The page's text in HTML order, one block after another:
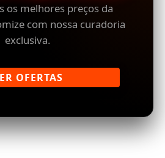
os melhores preços da
com nossa curadoria
exclusiva.
OFERTAS